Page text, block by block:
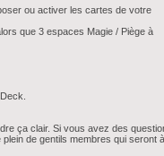
ou activer les cartes de votre
que 3 espaces Magie / Piège à
ça clair. Si vous avez des
de gentils membres qui seront à